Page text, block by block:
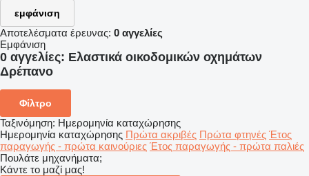
εμφάνιση
Αποτελέσματα έρευνας: 0 αγγελίες
Εμφάνιση
0 αγγελίες: Ελαστικά οικοδομικών οχημάτων
Δρέπανο
Φίλτρο
Ταξινόμηση: Ημερομηνία καταχώρησης
Ημερομηνία καταχώρησης Πρώτα ακριβές Πρώτα φτηνές Έτος
παραγωγής - πρώτα καινούριες Έτος παραγωγής - πρώτα παλιές
Πουλάτε μηχανήματα;
Κάντε το μαζί μας!